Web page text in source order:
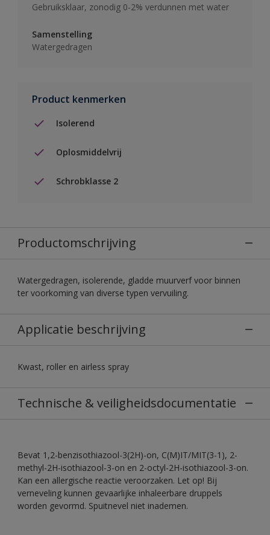
Gebruiksklaar, zonodig 0-2% verdunnen met water
Samenstelling
Watergedragen
Product kenmerken
Isolerend
Oplosmiddelvrij
Schrobklasse 2
Productomschrijving
Watergedragen, isolerende, gladde muurverf voor binnen
ter voorkoming van diverse typen vervuiling.
Applicatie beschrijving
Kwast, roller en airless spray
Technische & veiligheidsdocumentatie
Bevat 1,2-benzisothiazool-3(2H)-on, C(M)IT/MIT(3-1), 2-
methyl-2H-isothiazool-3-on en 2-octyl-2H-isothiazool-3-on.
Kan een allergische reactie veroorzaken. Let op! Bij
verneveling kunnen gevaarlijke inhaleerbare druppels
worden gevormd. Spuitnevel niet inademen.